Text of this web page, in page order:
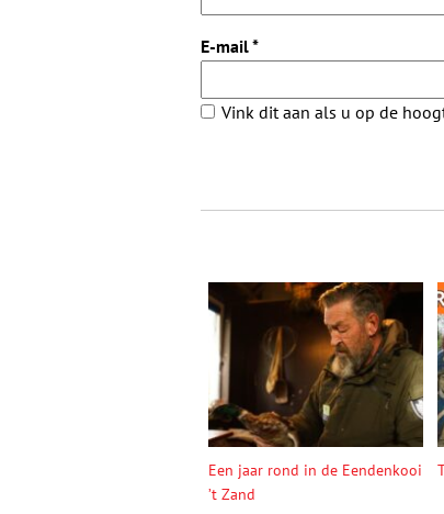
E-mail*
Vink dit aan als u op de
Een jaar rond in de Eendenkooi
’t Zand